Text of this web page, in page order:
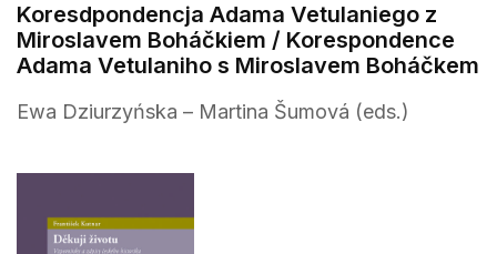
Koresdpondencja Adama Vetulaniego z
Miroslavem Boháčkiem / Korespondence
Adama Vetulaniho s Miroslavem Boháčkem
Ewa Dziurzyńska – Martina Šumová (eds.)